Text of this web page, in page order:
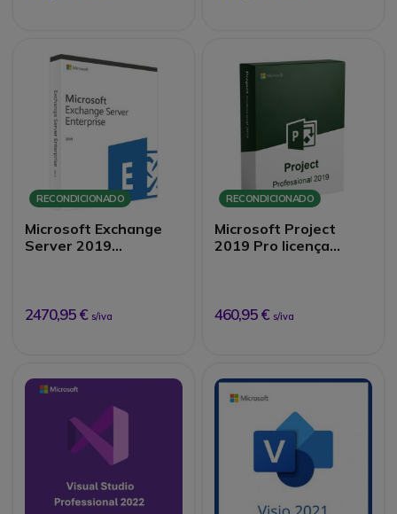
RECONDICIONADO
Microsoft Exchange
Server 2019
2470,95 € s/iva
RECONDICIONADO
Microsoft Project
2019 Pro licença
460,95 € s/iva